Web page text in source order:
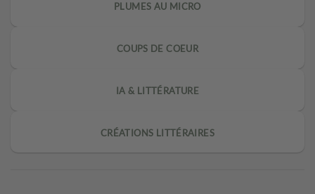
PLUMES AU MICRO
COUPS DE COEUR
IA & LITTÉRATURE
CRÉATIONS LITTÉRAIRES